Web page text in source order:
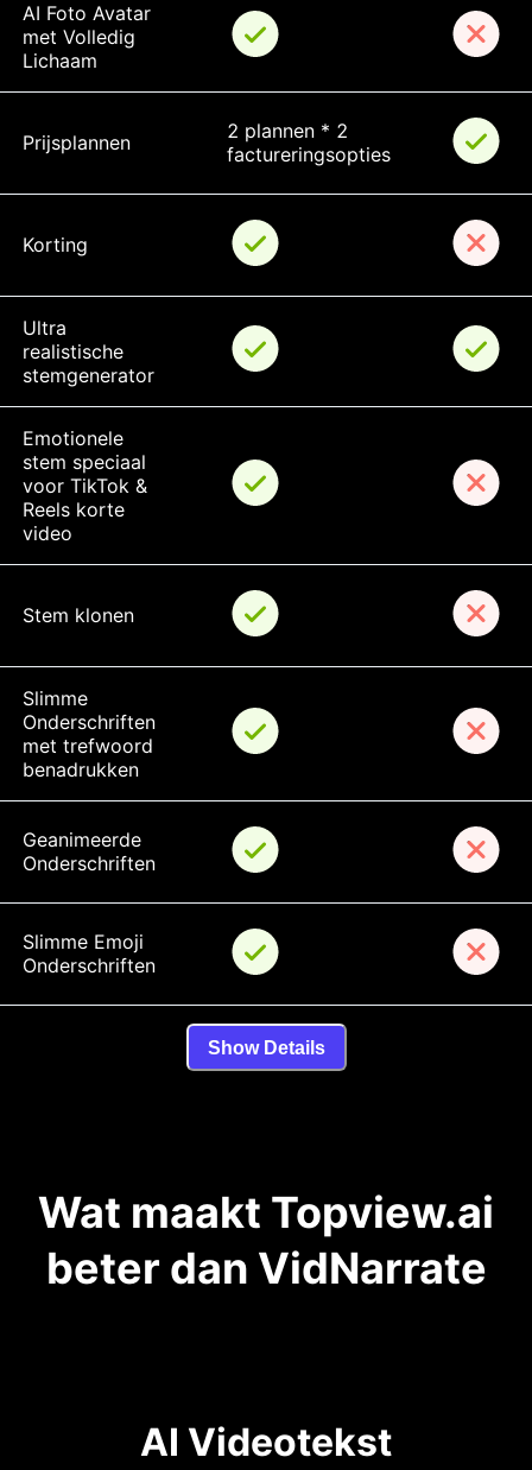
AI Foto Avatar
met Volledig
Lichaam
Prijsplannen
2 plannen * 2
factureringsopties
Korting
Ultra
realistische
stemgenerator
Emotionele
stem speciaal
voor TikTok &
Reels korte
video
Stem klonen
Slimme
Onderschriften
met trefwoord
benadrukken
Geanimeerde
Onderschriften
Slimme Emoji
Onderschriften
Show Details
Wat maakt Topview.ai
beter dan VidNarrate
AI Videotekst